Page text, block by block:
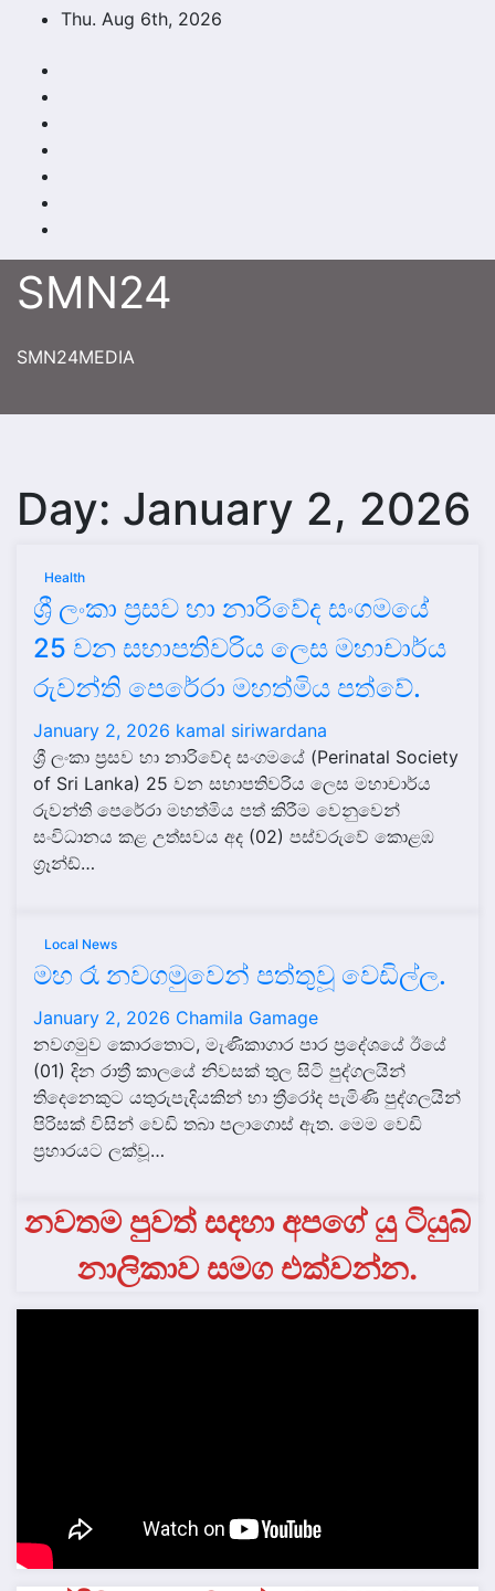
content
Thu. Aug 6th, 2026
SMN24
SMN24MEDIA
Day: January 2, 2026
Health
ශ්‍රී ලංකා ප්‍රසව හා නාරිවේද සංගමයේ
25 වන සභාපතිවරිය ලෙස මහාචාර්ය
රුවන්ති පෙරේරා මහත්මිය පත්වේ.
January 2, 2026 kamal siriwardana
ශ්‍රී ලංකා ප්‍රසව හා නාරිවේද සංගමයේ (Perinatal Society
of Sri Lanka) 25 වන සභාපතිවරිය ලෙස මහාචාර්ය
රුවන්ති පෙරේරා මහත්මිය පත් කිරීම වෙනුවෙන්
සංවිධානය කළ උත්සවය අද (02) පස්වරුවේ කොළඹ
ග්‍රෑන්ඩ්…
Local News
මහ රෑ නවගමුවෙන් පත්තුවූ වෙඩිල්ල.
January 2, 2026 Chamila Gamage
නවගමුව කොරතොට, මැණිකාගාර පාර ප්‍රදේශයේ ඊයේ
(01) දින රාත්‍රී කාලයේ නිවසක් තුල සිටි පුද්ගලයින්
තිදෙනෙකුට යතුරුපැදියකින් හා ත්‍රීරෝද පැමිණි පුද්ගලයින්
පිරිසක් විසින් වෙඩි තබා පලාගොස් ඇත. මෙම වෙඩි
ප්‍රහාරයට ලක්වූ…
නවතම පුවත් සදහා අපගේ යු ටියුබ්
නාලිකාව සමග එක්වන්න.